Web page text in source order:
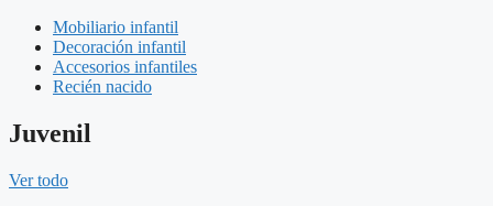
Mobiliario infantil
Decoración infantil
Accesorios infantiles
Recién nacido
Juvenil
Ver todo